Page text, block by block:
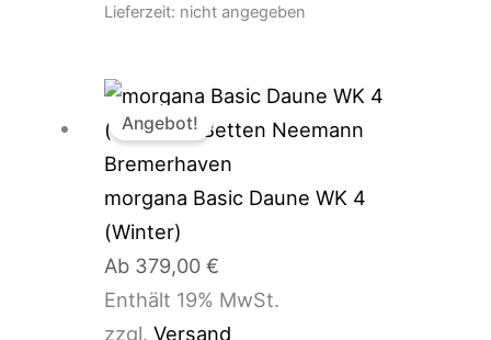
Lieferzeit: nicht angegeben
Angebot!
morgana Basic Daune WK 4
(Winter)
Ab 379,00 €
Enthält 19% MwSt.
zzgl. Versand